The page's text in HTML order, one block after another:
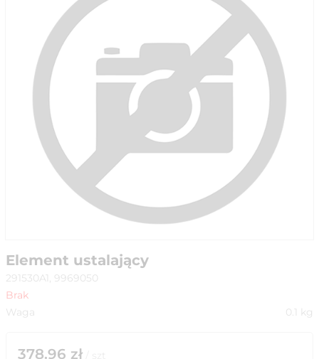
Element ustalający
291530A1, 9969050
Brak
Waga
0.1 kg
378.96 zł